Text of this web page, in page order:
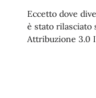
Eccetto dove
è stato rilasciato
Attribuzione 3.0